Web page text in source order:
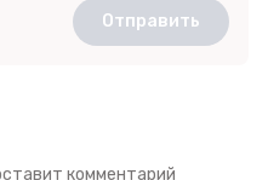
Отправить
комментарий